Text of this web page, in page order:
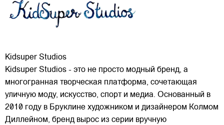
Kidsuper Studios
Kidsuper Studios - это не просто модный бренд, а
многогранная творческая платформа, сочетающая
уличную моду, искусство, спорт и медиа. Основанный в
2010 году в Бруклине художником и дизайнером Колмом
Диллейном, бренд вырос из серии вручную